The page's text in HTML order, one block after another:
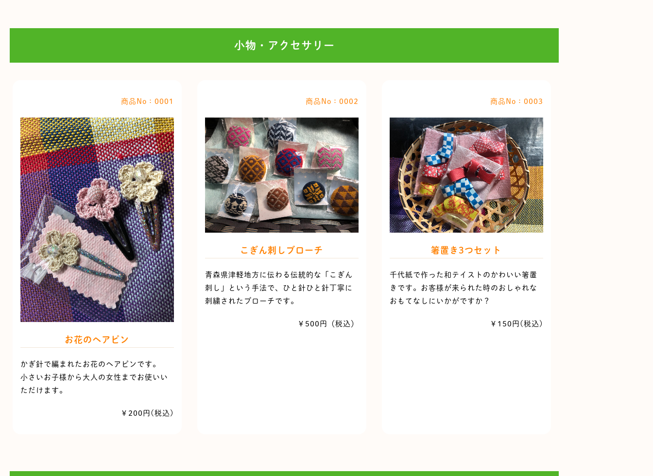
小物・アクセサリー
商品No：0001
お花のヘアピン
かぎ針で編まれたお花のヘアピンです。
小さいお子様から大人の女性までお使いい
ただけます。
￥200円(税込)
商品No：0002
こぎん刺しブローチ
青森県津軽地方に伝わる伝統的な「こぎん
刺し」という手法で、ひと針ひと針丁寧に
刺繍されたブローチです。
￥500円（税込）
商品No：0003
箸置き3つセット
千代紙で作った和テイストのかわいい箸置
きです。お客様が来られた時のおしゃれな
おもてなしにいかがですか？
￥150円(税込)